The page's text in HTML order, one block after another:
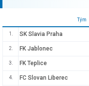
Tým
1. SK Slavia Praha
2. FK Jablonec
3. FK Teplice
4. FC Slovan Liberec